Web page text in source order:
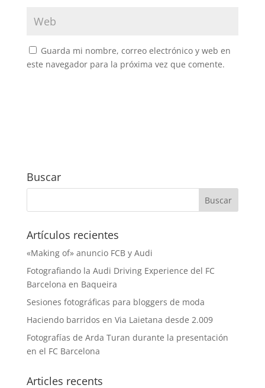
Guarda mi nombre, correo electrónico y web en
este navegador para la próxima vez que comente.
Buscar
Artículos recientes
«Making of» anuncio FCB y Audi
Fotografiando la Audi Driving Experience del FC
Barcelona en Baqueira
Sesiones fotográficas para bloggers de moda
Haciendo barridos en Via Laietana desde 2.009
Fotografías de Arda Turan durante la presentación
en el FC Barcelona
Articles recents